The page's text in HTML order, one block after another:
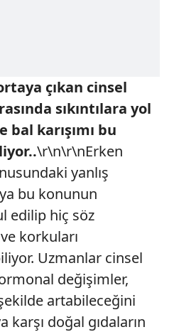
çıkan cinsel
sıkıntılara yol
bal karışımı bu
\r\n\r\nErken
yanlış
bu konunun
edilip hiç söz
korkuları
Uzmanlar cinsel
değişimler,
artabileceğini
karşı doğal gıdaların